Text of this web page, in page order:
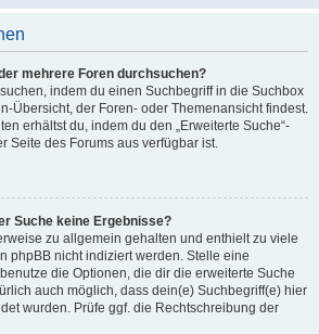
mehrere Foren durchsuchen?
indem du einen Suchbegriff in die Suchbox
Übersicht, der Foren- oder Themenansicht findest.
erhältst du, indem du den „Erweiterte Suche“-
Seite des Forums aus verfügbar ist.
Suche keine Ergebnisse?
zu allgemein gehalten und enthielt zu viele
phpBB nicht indiziert werden. Stelle eine
die Optionen, die dir die erweiterte Suche
auch möglich, dass dein(e) Suchbegriff(e) hier
wurden. Prüfe ggf. die Rechtschreibung der